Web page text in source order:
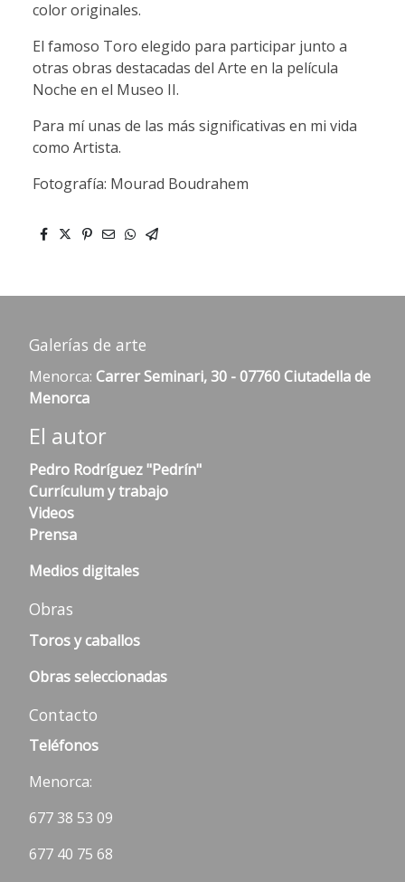
color originales.
El famoso Toro elegido para participar junto a
otras obras destacadas del Arte en la película
Noche en el Museo II.
Para mí unas de las más significativas en mi vida
como Artista.
Fotografía: Mourad Boudrahem
Galerías de arte
Menorca: Carrer Seminari, 30 - 07760 Ciutadella de
Menorca
El autor
Pedro Rodríguez "Pedrín"
Currículum y trabajo
Videos
Prensa
Medios digitales
Obras
Toros y caballos
Obras seleccionadas
Contacto
Teléfonos
Menorca:
677 38 53 09
677 40 75 68